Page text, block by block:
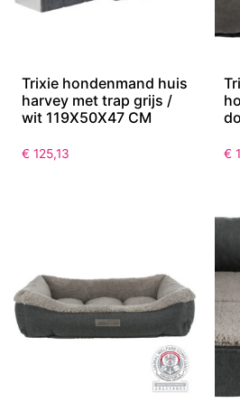
Trixie hondenmand huis
harvey met trap grijs /
wit 119X50X47 CM
€ 125,13 €